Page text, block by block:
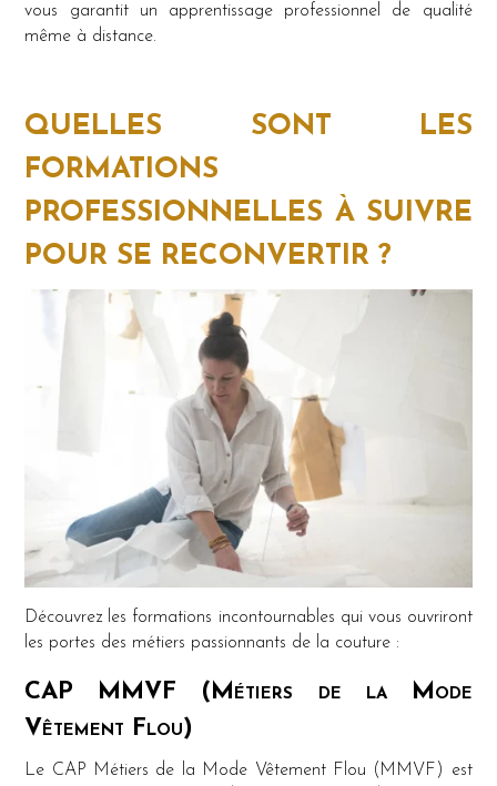
vous garantit un apprentissage professionnel de qualité
même à distance.
QUELLES SONT LES
FORMATIONS
PROFESSIONNELLES À SUIVRE
POUR SE RECONVERTIR ?
Découvrez les formations incontournables qui vous ouvriront
les portes des métiers passionnants de la couture :
CAP MMVF (Métiers de la Mode
Vêtement Flou)
Le CAP Métiers de la Mode Vêtement Flou (MMVF) est